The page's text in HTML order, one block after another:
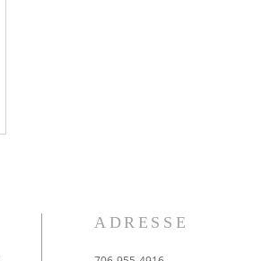
ADRESSE